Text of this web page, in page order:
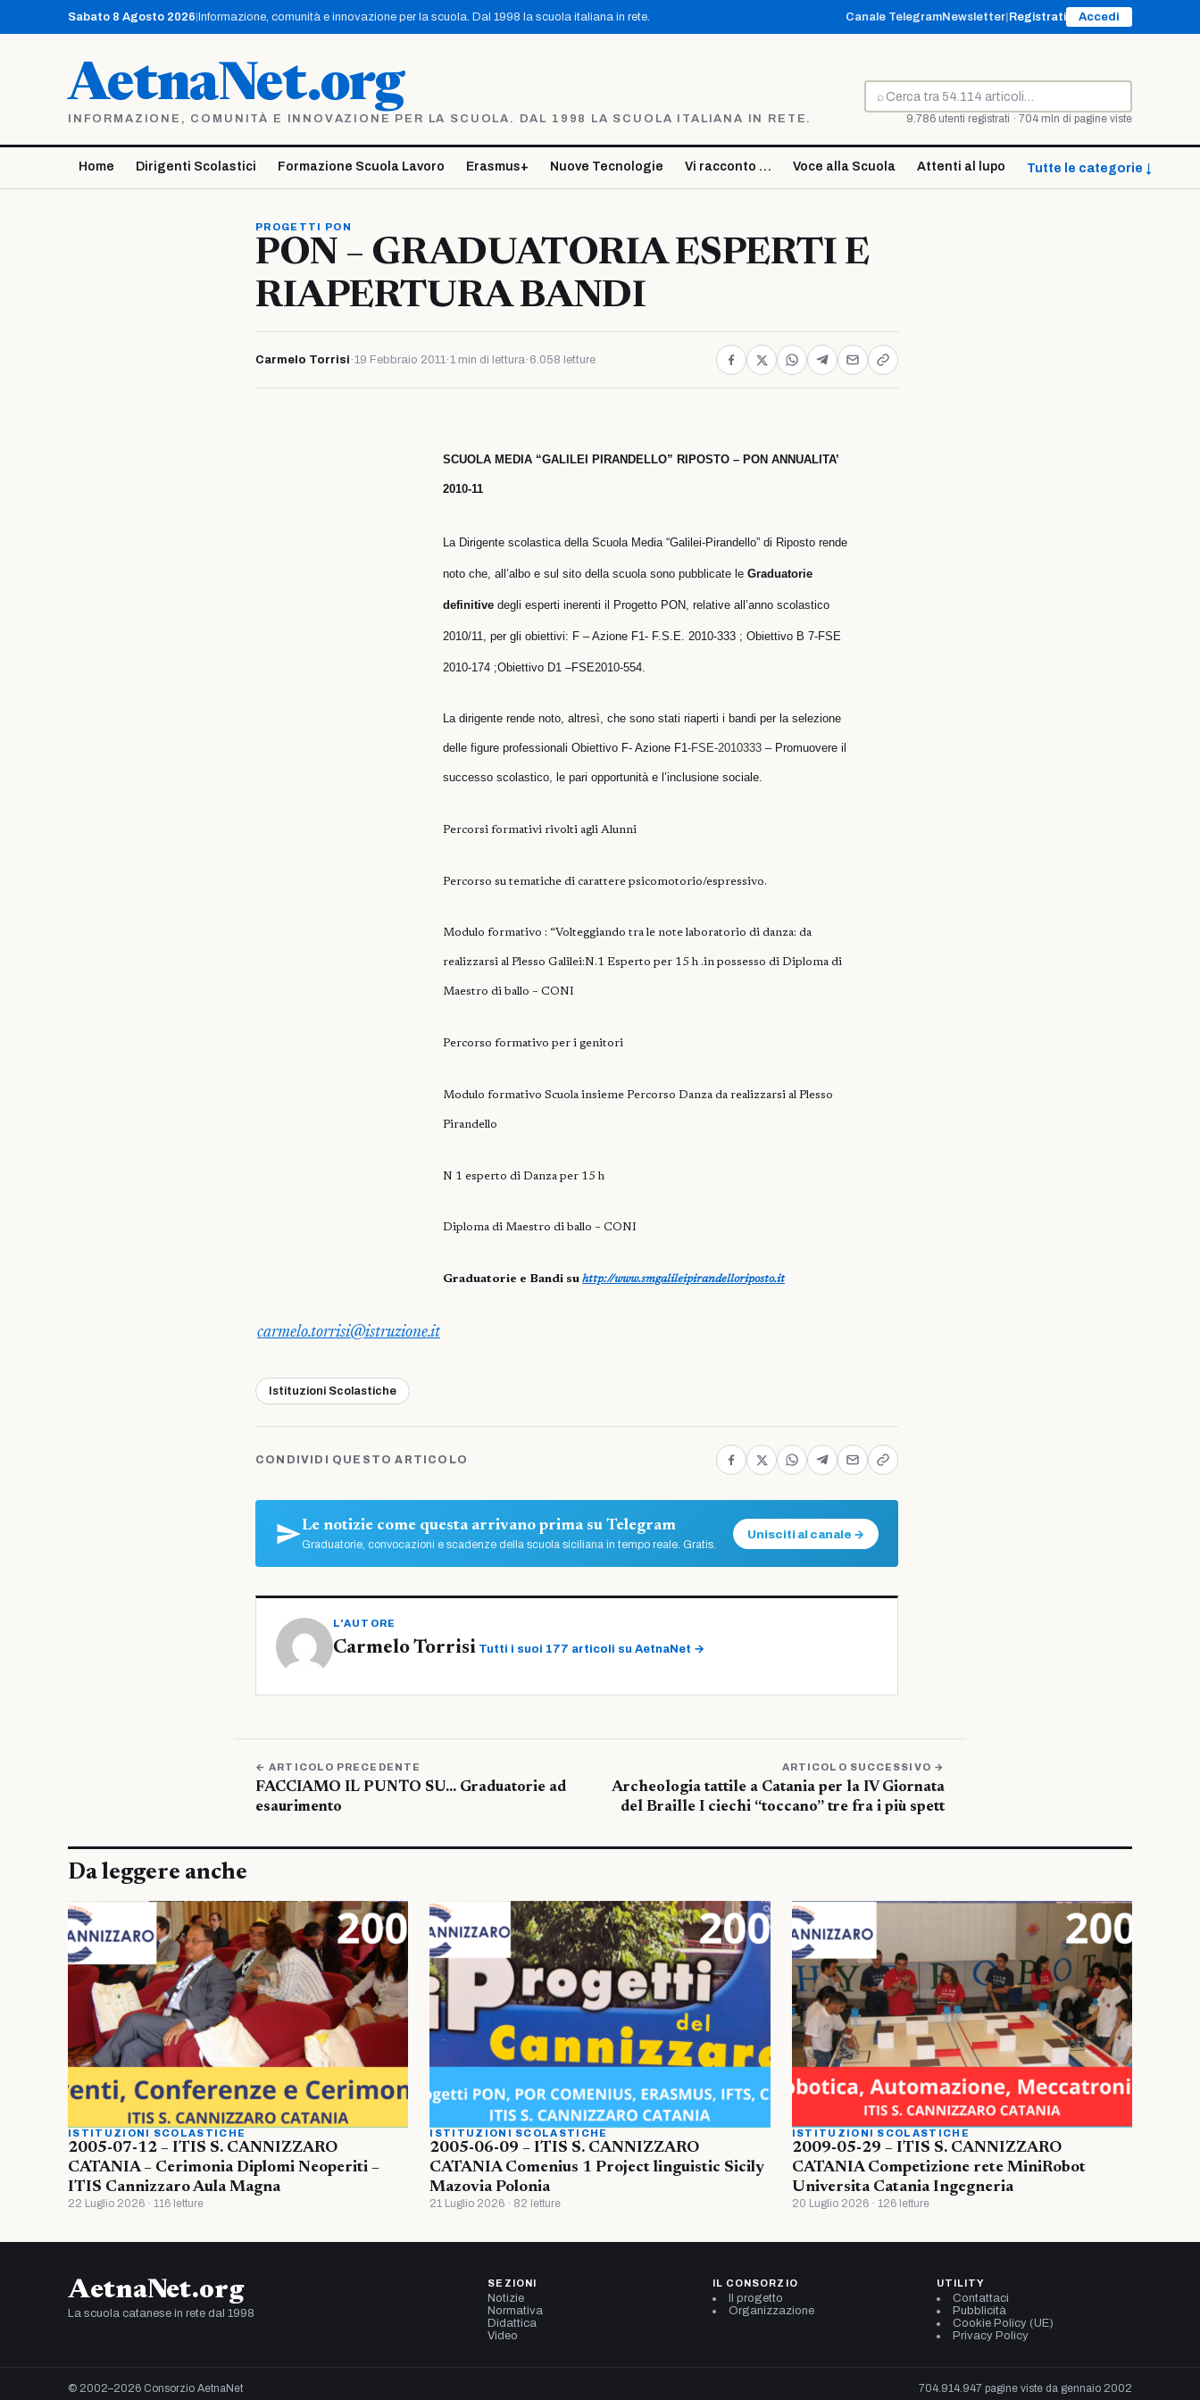
contenuto
Sabato 8 Agosto 2026 Informazione, comunità e innovazione per la scuola. Dal 1998 la scuola italiana in rete. Canale TelegramNewsletter Registrati Accedi
AetnaNet.org
INFORMAZIONE, COMUNITÀ E INNOVAZIONE PER LA SCUOLA. DAL 1998 LA SCUOLA ITALIANA IN RETE.
⌕
Cerca
9.786 utenti registrati · 704 mln di pagine viste
Home Dirigenti Scolastici Formazione Scuola Lavoro Erasmus+ Nuove Tecnologie Vi racconto … Voce alla Scuola Attenti al lupo Tutte le categorie ↓
PROGETTI PON
PON – GRADUATORIA ESPERTI E
RIAPERTURA BANDI
Carmelo Torrisi ·19 Febbraio 2011·1 min di lettura· 6.058 letture
SCUOLA MEDIA “GALILEI PIRANDELLO” RIPOSTO – PON ANNUALITA’
2010-11
La Dirigente scolastica della Scuola Media “Galilei-Pirandello” di Riposto rende
noto che, all’albo e sul sito della scuola sono pubblicate le Graduatorie
definitive degli esperti inerenti il Progetto PON, relative all’anno scolastico
2010/11, per gli obiettivi: F – Azione F1- F.S.E. 2010-333 ; Obiettivo B 7-FSE
2010-174 ;Obiettivo D1 –FSE2010-554.
La dirigente rende noto, altresì, che sono stati riaperti i bandi per la selezione
delle figure professionali Obiettivo F- Azione F1-FSE-2010333 – Promuovere il
successo scolastico, le pari opportunità e l’inclusione sociale.
Percorsi formativi rivolti agli Alunni
Percorso su tematiche di carattere psicomotorio/espressivo.
Modulo formativo : “Volteggiando tra le note laboratorio di danza: da
realizzarsi al Plesso Galilei:N.1 Esperto per 15 h .in possesso di Diploma di
Maestro di ballo – CONI
Percorso formativo per i genitori
Modulo formativo Scuola insieme Percorso Danza da realizzarsi al Plesso
Pirandello
N 1 esperto di Danza per 15 h
Diploma di Maestro di ballo – CONI
Graduatorie e Bandi su http://www.smgalileipirandelloriposto.it
carmelo.torrisi@istruzione.it
Istituzioni Scolastiche
CONDIVIDI QUESTO ARTICOLO
Le notizie come questa arrivano prima su Telegram
Graduatorie, convocazioni e scadenze della scuola siciliana in tempo reale. Gratis.
Unisciti al canale →
L'AUTORE
Carmelo Torrisi Tutti i suoi 177 articoli su AetnaNet →
← ARTICOLO PRECEDENTE
FACCIAMO IL PUNTO SU… Graduatorie ad
esaurimento
ARTICOLO SUCCESSIVO →
Archeologia tattile a Catania per la IV Giornata
del Braille I ciechi “toccano” tre fra i più spett
Da leggere anche
ISTITUZIONI SCOLASTICHE
2005-07-12 – ITIS S. CANNIZZARO
CATANIA – Cerimonia Diplomi Neoperiti –
ITIS Cannizzaro Aula Magna
22 Luglio 2026 · 116 letture
ISTITUZIONI SCOLASTICHE
2005-06-09 – ITIS S. CANNIZZARO
CATANIA Comenius 1 Project linguistic Sicily
Mazovia Polonia
21 Luglio 2026 · 82 letture
ISTITUZIONI SCOLASTICHE
2009-05-29 – ITIS S. CANNIZZARO
CATANIA Competizione rete MiniRobot
Universita Catania Ingegneria
20 Luglio 2026 · 126 letture
AetnaNet.org
La scuola catanese in rete dal 1998
SEZIONI
Notizie
Normativa
Didattica
Video
IL CONSORZIO
Il progetto
Organizzazione
UTILITY
Contattaci
Pubblicità
Cookie Policy (UE)
Privacy Policy
© 2002–2026 Consorzio AetnaNet 704.914.947 pagine viste da gennaio 2002